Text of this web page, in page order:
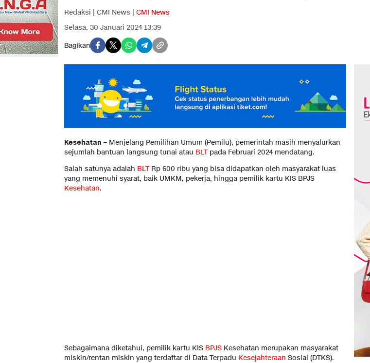
Redaksi | CMI News | CMI News
Selasa, 30 Januari 2024 13:39
Bagikan
Kesehatan – Menjelang Pemilihan Umum (Pemilu), pemerintah masih menyalurkan
sejumlah bantuan langsung tunai atau BLT pada Februari 2024 mendatang.
Salah satunya adalah BLT Rp 600 ribu yang bisa didapatkan oleh masyarakat luas
yang memenuhi syarat, baik UMKM, pekerja, hingga pemilik kartu KIS BPJS
Kesehatan.
Sebagaimana diketahui, pemilik kartu KIS BPJS Kesehatan merupakan masyarakat
miskin/rentan miskin yang terdaftar di Data Terpadu Kesejahteraan Sosial (DTKS).